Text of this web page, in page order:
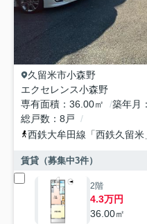
久留米市小森野
エクセレンス小森野
専有面積
36.00㎡ 築年月
総戸数
8戸
西鉄大牟田線 「西鉄久留米
賃貸（募集中3件）
2階
4.3万円
36.00㎡